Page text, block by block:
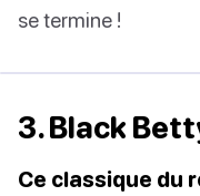
se termine !
3. Black
Ce classique du